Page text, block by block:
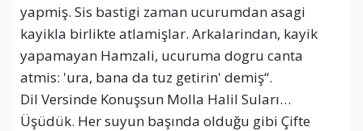
yapmiş. Sis bastigi zaman ucurumdan asagi
kayikla birlikte atlamişlar. Arkalarindan, kayik
yapamayan Hamzali, ucuruma dogru canta
atmis: 'ura, bana da tuz getirin' demiş“.
Dil Versinde Konuşsun Molla Halil Suları…
Üşüdük. Her suyun başında olduğu gibi Çifte